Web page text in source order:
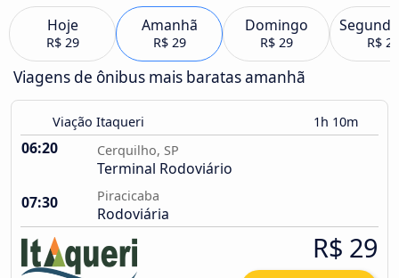
Hoje
R$ 29
Amanhã
R$ 29
Domingo
R$ 29 R$ 29
Viagens de ônibus mais baratas amanhã
Viação Itaqueri 1h 10m
06:20 Cerquilho, SP
Terminal Rodoviário
07:30
Piracicaba
Rodoviária
R$ 29